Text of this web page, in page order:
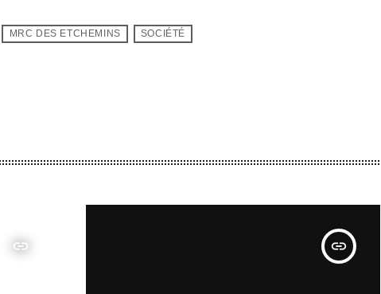
MRC DES ETCHEMINS SOCIÉTÉ
insert_link insert_link